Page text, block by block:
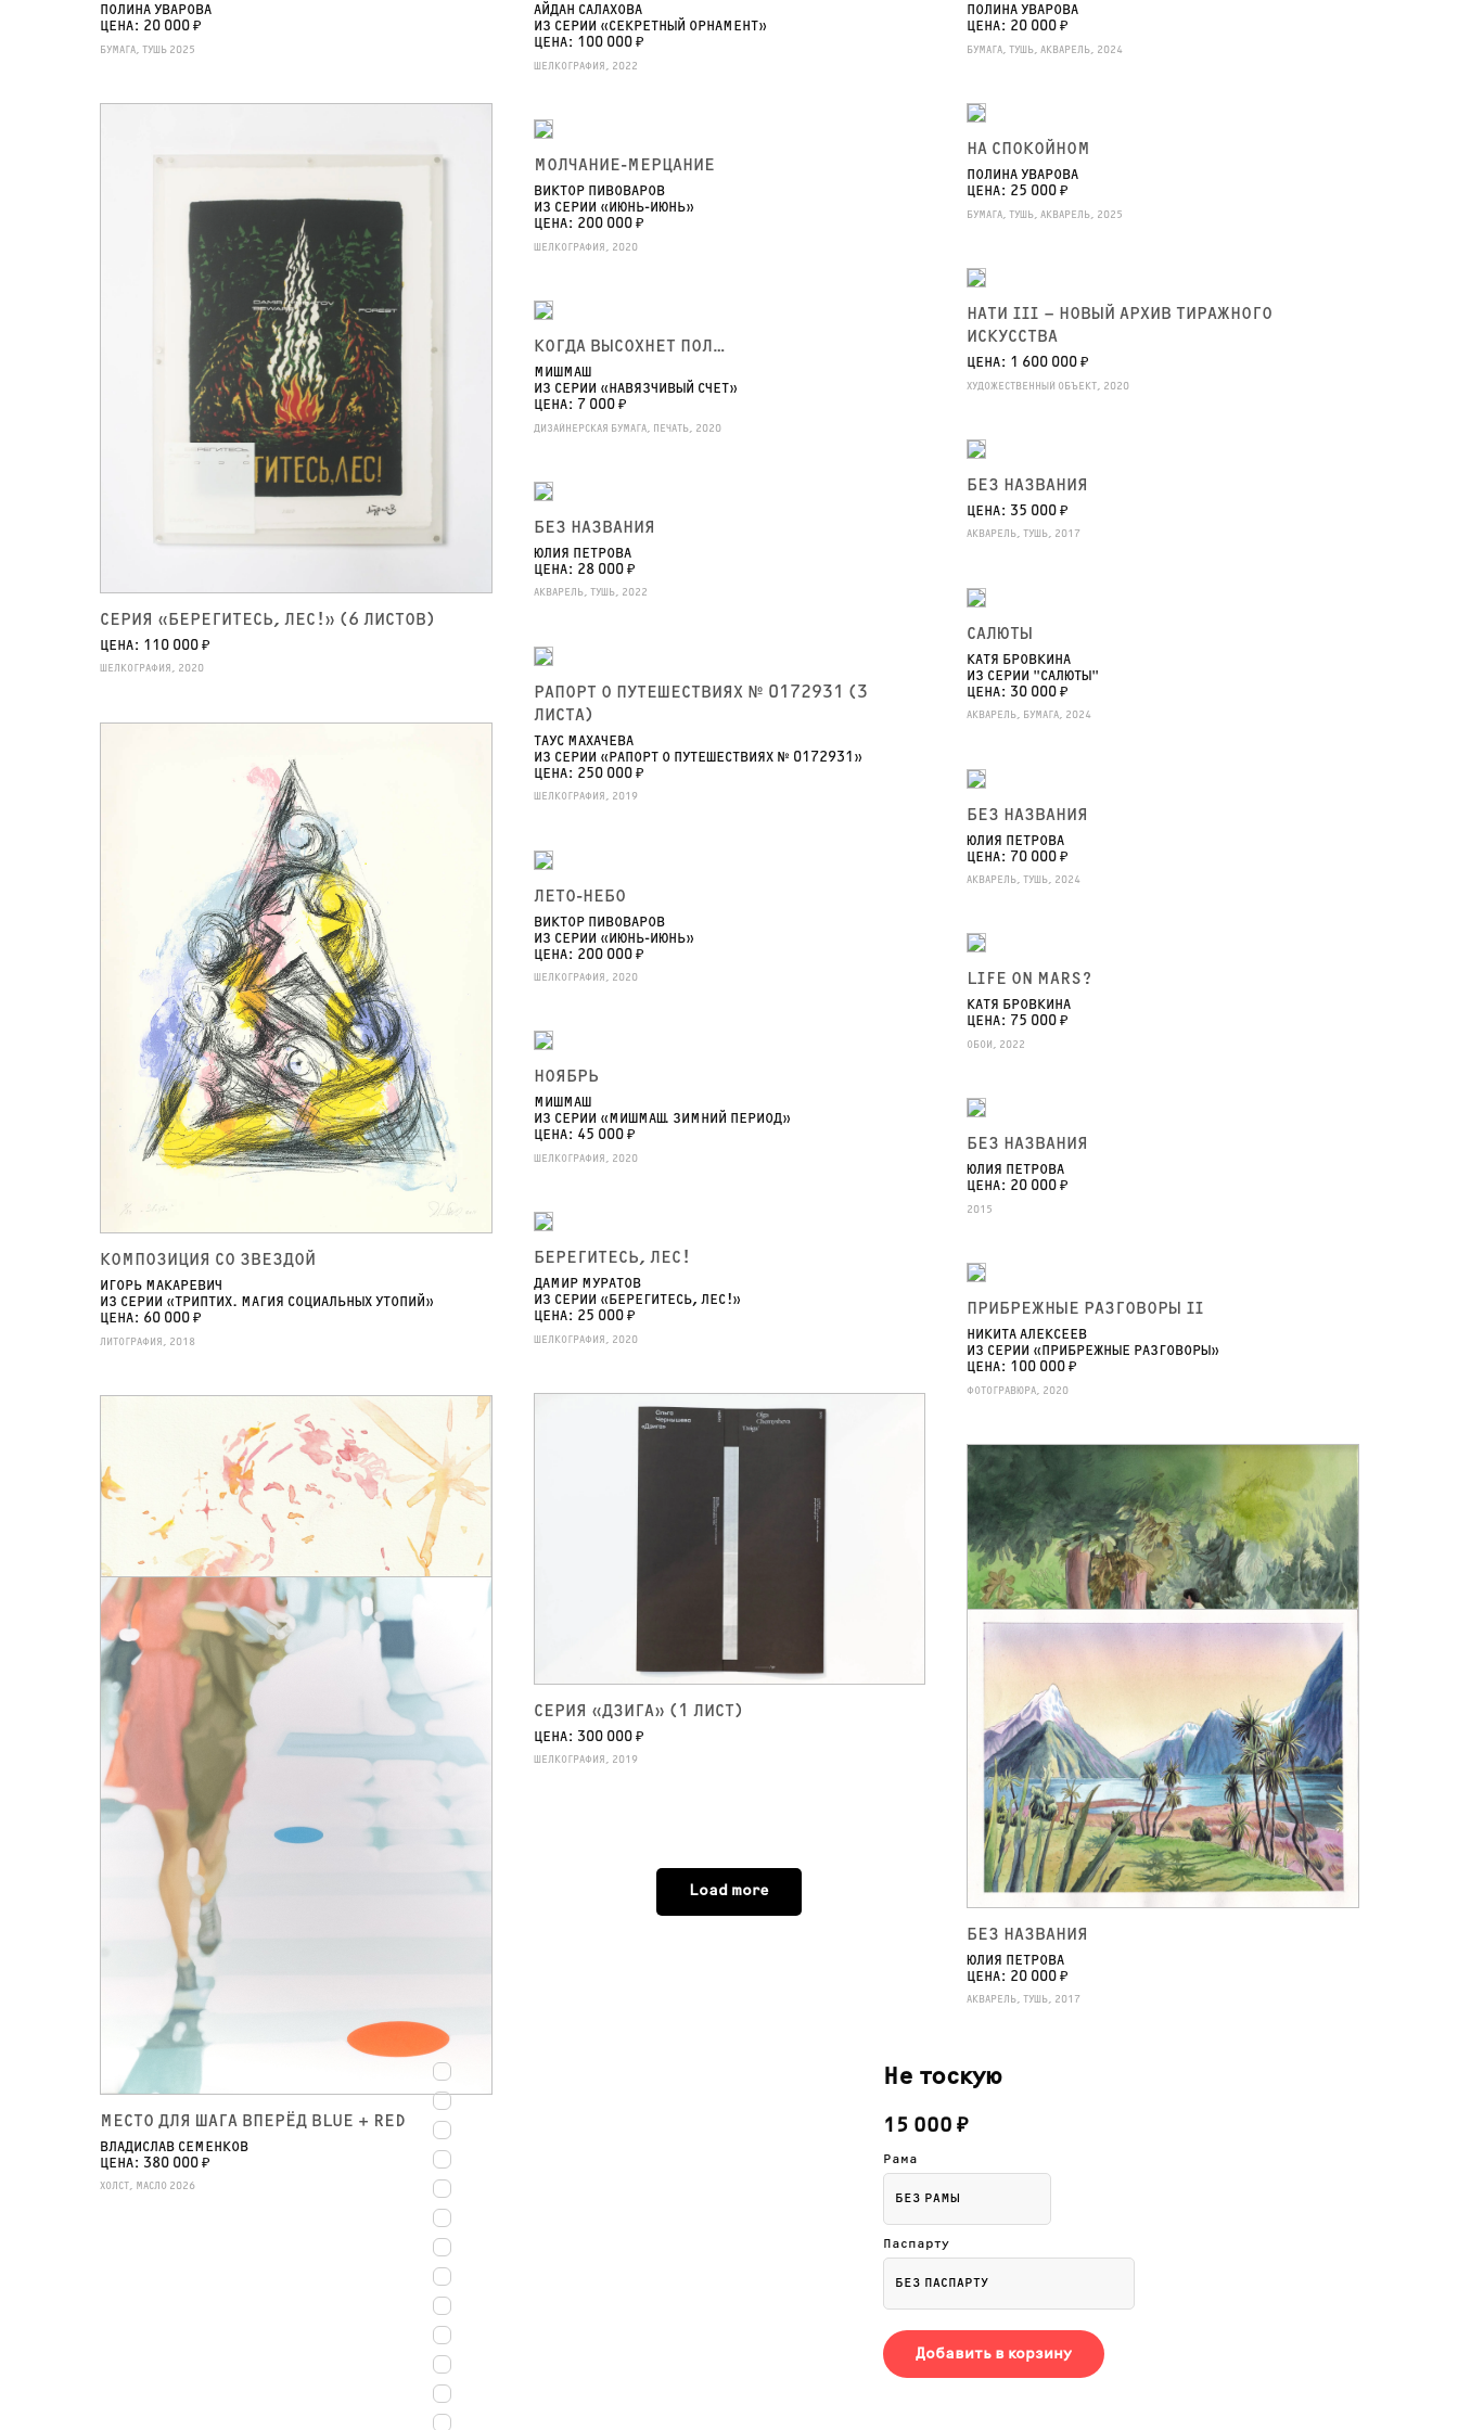
ПОЛИНА УВАРОВА
ЦЕНА: 20 000 ₽
БУМАГА, ТУШЬ 2025
АЙДАН САЛАХОВА
ИЗ СЕРИИ «СЕКРЕТНЫЙ ОРНАМЕНТ»
ЦЕНА: 100 000 ₽
ШЕЛКОГРАФИЯ, 2022
ПОЛИНА УВАРОВА
ЦЕНА: 20 000 ₽
БУМАГА, ТУШЬ, АКВАРЕЛЬ, 2024
СЕРИЯ «БЕРЕГИТЕСЬ, ЛЕС!» (6 ЛИСТОВ)
ЦЕНА: 110 000 ₽
ШЕЛКОГРАФИЯ, 2020
НА СПОКОЙНОМ
ПОЛИНА УВАРОВА
ЦЕНА: 25 000 ₽
БУМАГА, ТУШЬ, АКВАРЕЛЬ, 2025
МОЛЧАНИЕ-МЕРЦАНИЕ
ВИКТОР ПИВОВАРОВ
ИЗ СЕРИИ «ИЮНЬ-ИЮНЬ»
ЦЕНА: 200 000 ₽
ШЕЛКОГРАФИЯ, 2020
НАТИ III – НОВЫЙ АРХИВ ТИРАЖНОГО
ИСКУССТВА
ЦЕНА: 1 600 000 ₽
ХУДОЖЕСТВЕННЫЙ ОБЪЕКТ, 2020
КОГДА ВЫСОХНЕТ ПОЛ…
МИШМАШ
ИЗ СЕРИИ «НАВЯЗЧИВЫЙ СЧЕТ»
ЦЕНА: 7 000 ₽
ДИЗАЙНЕРСКАЯ БУМАГА, ПЕЧАТЬ, 2020
БЕЗ НАЗВАНИЯ
ЦЕНА: 35 000 ₽
АКВАРЕЛЬ, ТУШЬ, 2017
БЕЗ НАЗВАНИЯ
ЮЛИЯ ПЕТРОВА
ЦЕНА: 28 000 ₽
АКВАРЕЛЬ, ТУШЬ, 2022
САЛЮТЫ
КАТЯ БРОВКИНА
ИЗ СЕРИИ "САЛЮТЫ"
ЦЕНА: 30 000 ₽
АКВАРЕЛЬ, БУМАГА, 2024
РАПОРТ О ПУТЕШЕСТВИЯХ № 0172931 (3
ЛИСТА)
ТАУС МАХАЧЕВА
ИЗ СЕРИИ «РАПОРТ О ПУТЕШЕСТВИЯХ № 0172931»
ЦЕНА: 250 000 ₽
ШЕЛКОГРАФИЯ, 2019
КОМПОЗИЦИЯ СО ЗВЕЗДОЙ
ИГОРЬ МАКАРЕВИЧ
ИЗ СЕРИИ «ТРИПТИХ. МАГИЯ СОЦИАЛЬНЫХ УТОПИЙ»
ЦЕНА: 60 000 ₽
ЛИТОГРАФИЯ, 2018
БЕЗ НАЗВАНИЯ
ЮЛИЯ ПЕТРОВА
ЦЕНА: 70 000 ₽
АКВАРЕЛЬ, ТУШЬ, 2024
ЛЕТО-НЕБО
ВИКТОР ПИВОВАРОВ
ИЗ СЕРИИ «ИЮНЬ-ИЮНЬ»
ЦЕНА: 200 000 ₽
ШЕЛКОГРАФИЯ, 2020 LIFE ON MARS?
КАТЯ БРОВКИНА
ЦЕНА: 75 000 ₽
ОБОИ, 2022
НОЯБРЬ
МИШМАШ
ИЗ СЕРИИ «МИШМАШ. ЗИМНИЙ ПЕРИОД»
ЦЕНА: 45 000 ₽
ШЕЛКОГРАФИЯ, 2020
БЕЗ НАЗВАНИЯ
ЮЛИЯ ПЕТРОВА
ЦЕНА: 20 000 ₽
2015
БЕРЕГИТЕСЬ, ЛЕС!
ДАМИР МУРАТОВ
ИЗ СЕРИИ «БЕРЕГИТЕСЬ, ЛЕС!»
ЦЕНА: 25 000 ₽
ШЕЛКОГРАФИЯ, 2020
ПРИБРЕЖНЫЕ РАЗГОВОРЫ II
НИКИТА АЛЕКСЕЕВ
ИЗ СЕРИИ «ПРИБРЕЖНЫЕ РАЗГОВОРЫ»
ЦЕНА: 100 000 ₽
ФОТОГРАВЮРА, 2020
СЕРИЯ «ДЗИГА» (1 ЛИСТ)
ЦЕНА: 300 000 ₽
ШЕЛКОГРАФИЯ, 2019
СРЕДИ ВСПЫШЕК
ИЗ СЕРИИ "САЛЮТЫ"
ЦЕНА: 30 000 ₽
АКВАРЕЛЬ, БУМАГА, 2024
БЕЗ НАЗВАНИЯ
ЮЛИЯ ПЕТРОВА
ЦЕНА: 40 000 ₽
АКВАРЕЛЬ, ТУШЬ, 2024
МЕСТО ДЛЯ ШАГА ВПЕРЁД BLUE + RED
ВЛАДИСЛАВ СЕМЕНКОВ
ЦЕНА: 380 000 ₽
ХОЛСТ, МАСЛО 2026
БЕЗ НАЗВАНИЯ
ЮЛИЯ ПЕТРОВА
ЦЕНА: 20 000 ₽
АКВАРЕЛЬ, ТУШЬ, 2017
Load more
Не тоскую
15 000 ₽
Рама
Паспарту
Добавить в корзину